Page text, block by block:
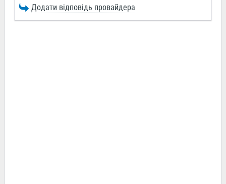
Додати відповідь провайдера